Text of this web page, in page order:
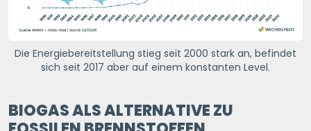
Die Energiebereitstellung stieg seit 2000 stark an, befindet
sich seit 2017 aber auf einem konstanten Level.
BIOGAS ALS ALTERNATIVE ZU